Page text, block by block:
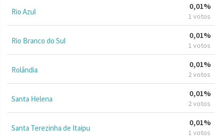
Rio Azul
0,01%
1 votos
Rio Branco do Sul
0,01%
1 votos
Rolândia
0,01%
2 votos
Santa Helena
0,01%
2 votos
Santa Terezinha de Itaipu
0,01%
1 votos